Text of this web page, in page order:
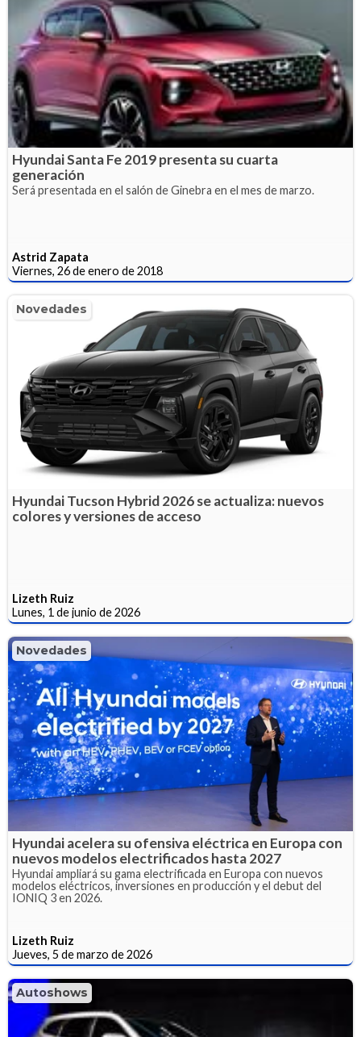
Hyundai Santa Fe 2019 presenta su cuarta
generación
Será presentada en el salón de Ginebra en el mes de marzo.
Astrid Zapata
Viernes, 26 de enero de 2018
Novedades
Hyundai Tucson Hybrid 2026 se actualiza: nuevos
colores y versiones de acceso
Lizeth Ruiz
Lunes, 1 de junio de 2026
Novedades
Hyundai acelera su ofensiva eléctrica en Europa con
nuevos modelos electrificados hasta 2027
Hyundai ampliará su gama electrificada en Europa con nuevos
modelos eléctricos, inversiones en producción y el debut del
IONIQ 3 en 2026.
Lizeth Ruiz
Jueves, 5 de marzo de 2026
Autoshows